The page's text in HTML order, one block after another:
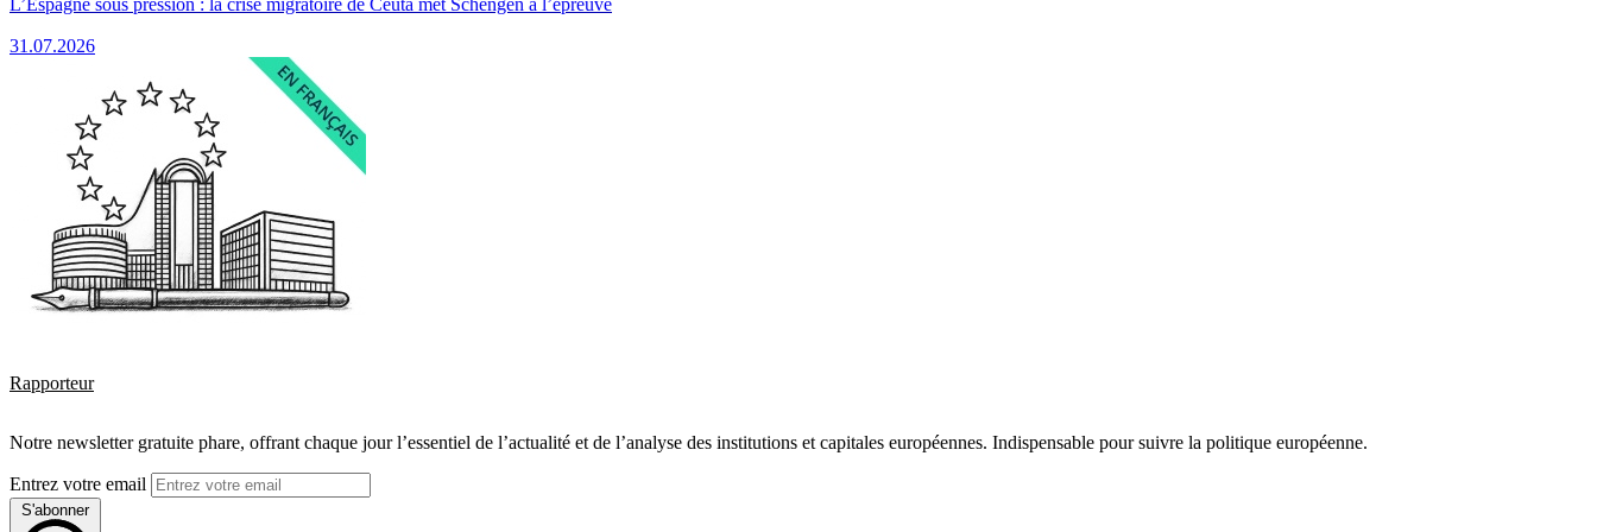
L’Espagne sous pression : la crise migratoire de Ceuta met Schengen à l’épreuve
31.07.2026
Rapporteur
Notre newsletter gratuite phare, offrant chaque jour l’essentiel de l’actualité et de l’analyse des institutions et capitales européennes. Indispensable pour suivre la politique européenne.
Entrez votre email
S'abonner